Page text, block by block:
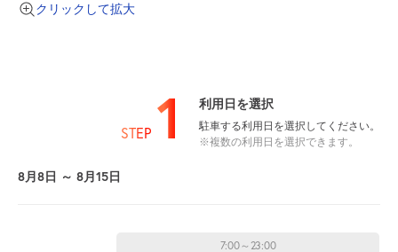
クリックして拡大
STEP 1 利用日を選択
駐車する利用日を選択してください。
※複数の利用日を選択できます。
8月8日 ～ 8月15日
7:00～23:00